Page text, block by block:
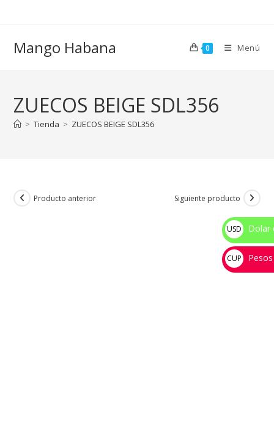
Mango Habana 0 Menú
ZUECOS BEIGE SDL356
> Tienda > ZUECOS BEIGE SDL356
Producto anterior Siguiente producto
USD
$
Dolar
CUP
💰
Pesos